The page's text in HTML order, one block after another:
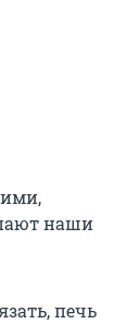
ими,
наши
печь